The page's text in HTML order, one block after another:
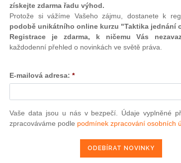
Znění
získejte zdarma řadu výhod.
Protože si vážíme Vašeho zájmu, dostanete k
podobě unikátního online kurzu "Taktika jednání
Registrace je zdarma, k ničemu Vás
každodenní přehled o novinkách ve světě práva.
E-mailová adresa: *
Vaše data jsou u nás v bezpečí. Údaje vyplněné
zpracováváme podle podmínek zpracování osobních